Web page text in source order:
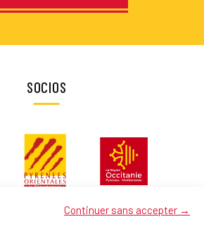
Continuer sans accepter →
SOCIOS